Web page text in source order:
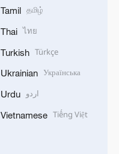
Tamil தமிழ்
Thai ไทย
Turkish Türkçe
Ukrainian Українська
Urdu اردو
Vietnamese Tiếng Việt